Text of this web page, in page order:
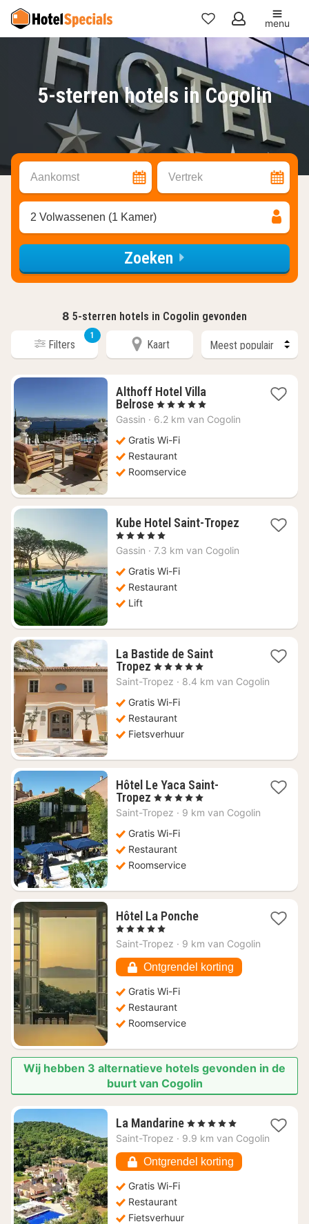
Mijn
favorieten
menu
5-sterren hotels in Cogolin
Aankomst Vertrek
2 Volwassenen (1 Kamer)
Zoeken
8 5-sterren hotels in Cogolin gevonden
Filters
1
Kaart
Althoff Hotel Villa
Belrose1
nacht
€
1389,20
, 5 Sterren
Gassin · 6.2 km van Cogolin
Gratis Wi-Fi
Restaurant
Roomservice
Kube Hotel Saint-Tropez1
vanaf
, 5 Sterren
Gassin · 7.3 km van Cogolin
Gratis Wi-Fi
Restaurant
Lift
La Bastide de Saint
Tropez 1
nacht
vanaf
€
1351,64
, 5 Sterren
Saint-Tropez · 8.4 km van Cogolin
Gratis Wi-Fi
Restaurant
Fietsverhuur
Hôtel Le Yaca Saint-
Tropez 1
nacht
vanaf
€
1084,50
, 5 Sterren
Saint-Tropez · 9 km van Cogolin
Gratis Wi-Fi
Restaurant
Roomservice
Hôtel La Ponche1
vanaf
1328,51
, 5 Sterren
Saint-Tropez · 9 km van Cogolin
Ontgrendel korting
Gratis Wi-Fi
Restaurant
Roomservice
Wij hebben 3 alternatieve hotels gevonden in de
buurt van Cogolin
La Mandarine1
nacht
€
871,51
, 5 Sterren
Saint-Tropez · 9.9 km van Cogolin
Ontgrendel korting
Gratis Wi-Fi
Restaurant
Fietsverhuur